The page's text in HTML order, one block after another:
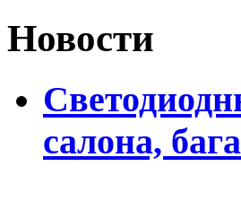
Новости
салона,